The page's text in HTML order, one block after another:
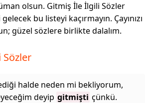
olsun. Gitmiş İle İlgili Sözler
bu listeyi kaçırmayın. Çayınızı
güzel sözlere birlikte dalalım.
halde neden mi bekliyorum,
deyip gitmişti çünkü.